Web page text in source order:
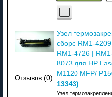
Отзывов (0)
Узел
сборе RM1-
RM1-4726 |
8073 для HP
M1120 MFP/
13343)
Узел